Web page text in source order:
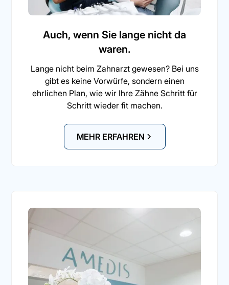
Auch, wenn Sie lange nicht da
waren.
Lange nicht beim Zahnarzt gewesen? Bei uns
gibt es keine Vorwürfe, sondern einen
ehrlichen Plan, wie wir Ihre Zähne Schritt für
Schritt wieder fit machen.
MEHR ERFAHREN